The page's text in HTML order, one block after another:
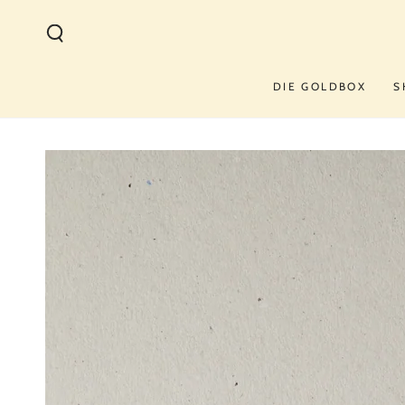
SPRINGEN
DIE GOLDBOX
PRODUKTINFORMATIONEN
SPRINGEN